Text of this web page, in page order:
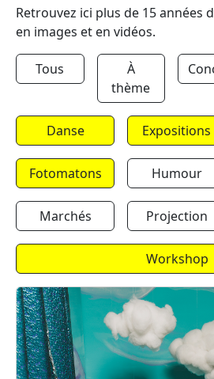
Retrouvez ici plus de 15 années
en images et en vidéos.
Tous
À
thème
Danse Expositions
Fotomatons Humour
Marchés Projection
Workshop